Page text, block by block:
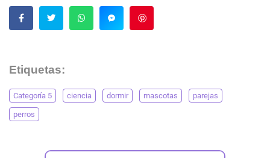
Etiquetas:
Categoría 5 ciencia dormir mascotas parejas
perros